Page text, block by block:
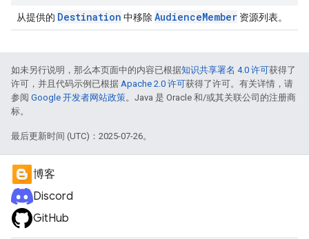
从提供的 Destination 中移除 AudienceMember 资源列表。
如未另行说明，那么本页面中的内容已根据知识共享署名 4.0 许可获得了
许可，并且代码示例已根据 Apache 2.0 许可获得了许可。有关详情，请
参阅 Google 开发者网站政策。Java 是 Oracle 和/或其关联公司的注册商
标。
最后更新时间 (UTC)：2025-07-26。
博客
Discord
GitHub